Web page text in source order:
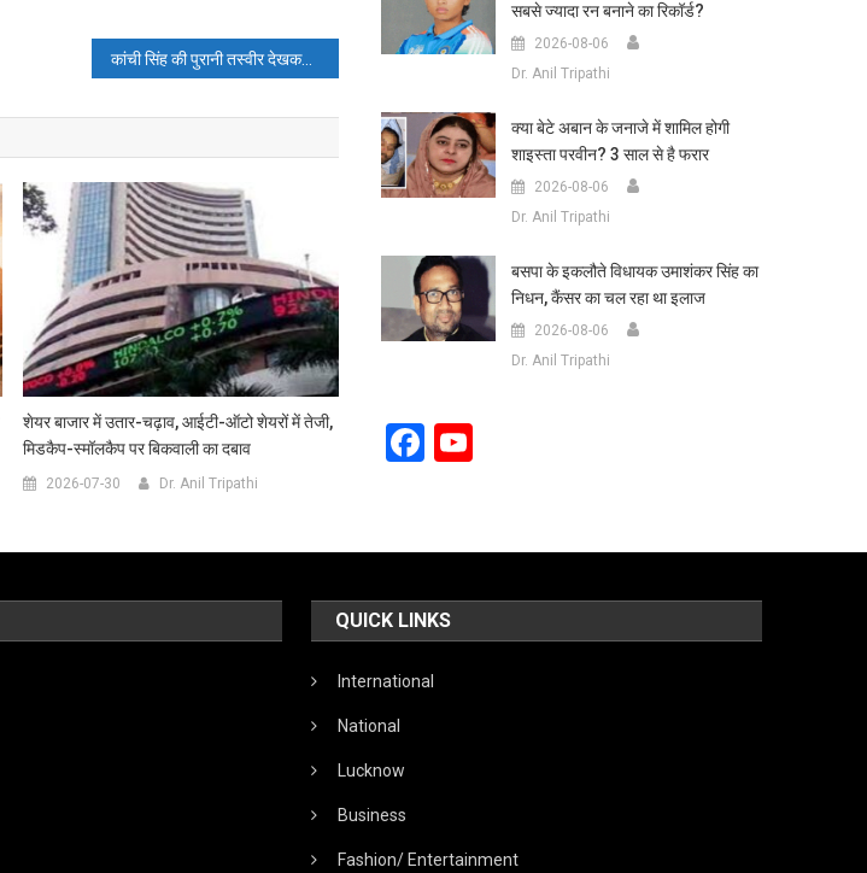
कांची सिंह की पुरानी तस्वीर देखकर फैंस के साथ आप भी खा जायेंगे धोखा
शेयर बाजार में उतार-चढ़ाव, आईटी-ऑटो शेयरों में तेजी,
मिडकैप-स्मॉलकैप पर बिकवाली का दबाव
2026-07-30 Dr. Anil Tripathi
सबसे ज्यादा रन बनाने का रिकॉर्ड?
2026-08-06
Dr. Anil Tripathi
क्या बेटे अबान के जनाजे में शामिल होगी
शाइस्ता परवीन? 3 साल से है फरार
2026-08-06
Dr. Anil Tripathi
बसपा के इकलौते विधायक उमाशंकर सिंह का
निधन, कैंसर का चल रहा था इलाज
2026-08-06
Dr. Anil Tripathi
Facebook
QUICK LINKS
International
National
Lucknow
Business
Fashion/ Entertainment